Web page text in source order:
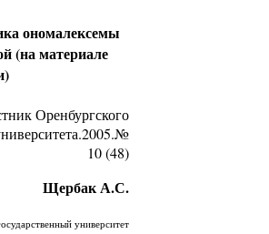
ономалексемы
(на материале
Оренбургского
10 (48)
Щербак А.С.
университет